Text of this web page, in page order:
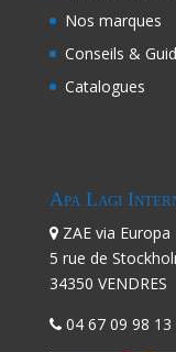
Nos marques
Conseils &
Catalogues
Apa Lagi
ZAE via Europa
5 rue de
34350 VENDRES
04 67 09 98 13